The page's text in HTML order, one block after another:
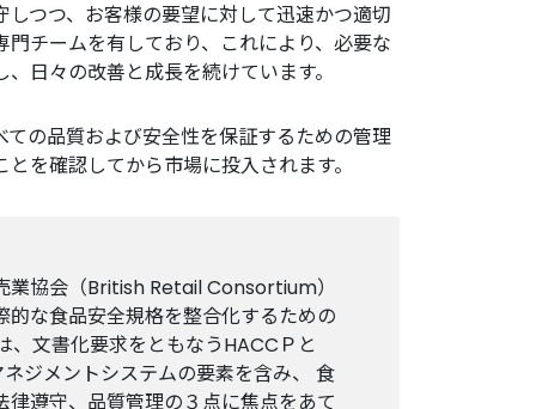
つつ、お客様の要望に対して迅速かつ適切
チームを有しており、これにより、必要な
日々の改善と成長を続けています。
の品質および安全性を保証するための管理
を確認してから市場に投入されます。
業協会（British Retail Consortium）
的な食品安全規格を整合化するための
、文書化要求をともなうHACCＰと
ジメントシステムの要素を含み、 食
律遵守、品質管理の３点に焦点をあて